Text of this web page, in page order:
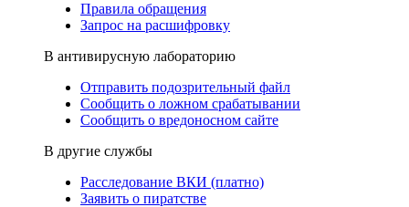
Правила обращения
Запрос на расшифровку
В антивирусную лабораторию
Отправить подозрительный файл
Сообщить о ложном срабатывании
Сообщить о вредоносном сайте
В другие службы
Расследование ВКИ (платно)
Заявить о пиратстве